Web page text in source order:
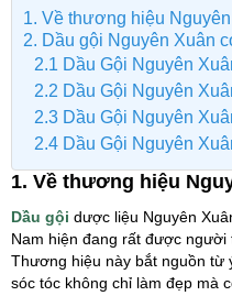
1. Về thương hiệu
2. Dầu gội Nguyên Xuân
2.1 Dầu Gội Nguyên
2.2 Dầu Gội Nguyên
2.3 Dầu Gội Nguyên
2.4 Dầu Gội Nguyên
1. Về thương hiệu
Dầu gội dược liệu Nguyên
Nam hiện đang rất được người
Thương hiệu này bắt nguồn từ
sóc tóc không chỉ làm đẹp mà